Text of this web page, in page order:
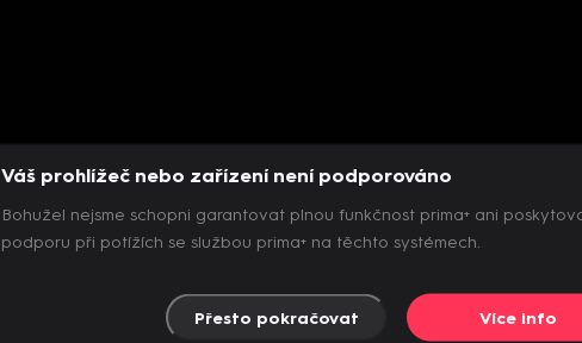
Váš prohlížeč nebo zařízení není podporováno
Bohužel nejsme schopni garantovat plnou funkčnost prima+ ani
podporu při potížích se službou prima+ na těchto systémech.
Přesto pokračovat Více info